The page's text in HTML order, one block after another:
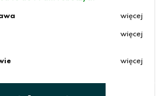
więcej
więcej
więcej